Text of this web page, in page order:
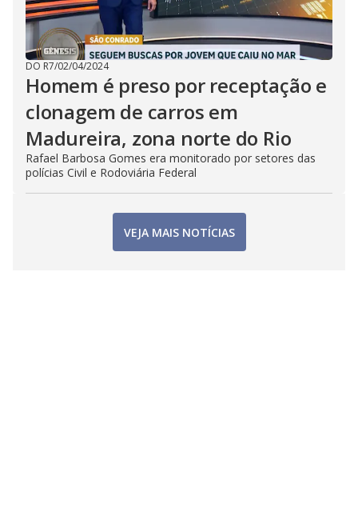
DO R7/02/04/2024
Homem é preso por receptação e
clonagem de carros em
Madureira, zona norte do Rio
Rafael Barbosa Gomes era monitorado por setores das
polícias Civil e Rodoviária Federal
VEJA MAIS NOTÍCIAS